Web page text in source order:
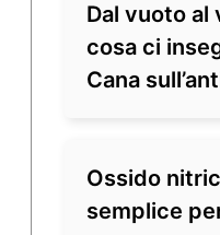
Dal vuoto al
cosa ci
Cana
Ossido
semplice